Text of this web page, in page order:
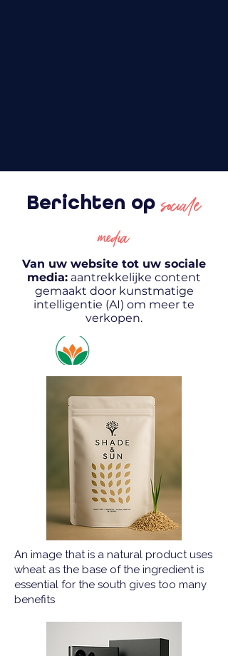
Berichten op sociale
media
Van uw website tot uw sociale
media: aantrekkelijke content
gemaakt door kunstmatige
intelligentie (AI) om meer te
verkopen.
An image that is a natural product uses
wheat as the base of the ingredient is
essential for the south gives too many
benefits